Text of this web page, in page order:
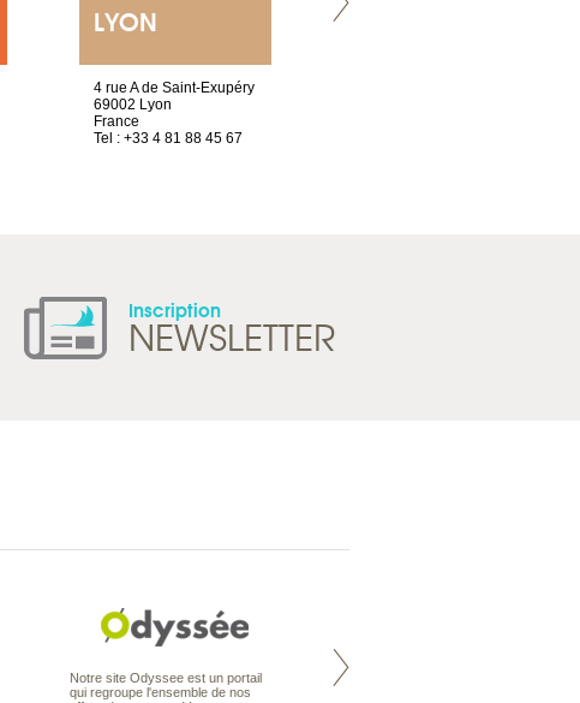
LYON
4 rue A de Saint-Exupéry
69002 Lyon
France
Tel : +33 4 81 88 45 67
Inscription
NEWSLETTER
Notre site Odyssee est un portail
qui regroupe l'ensemble de nos
Nouvelle-Zélande à la carte
organise votre séjour en Nouvelle-